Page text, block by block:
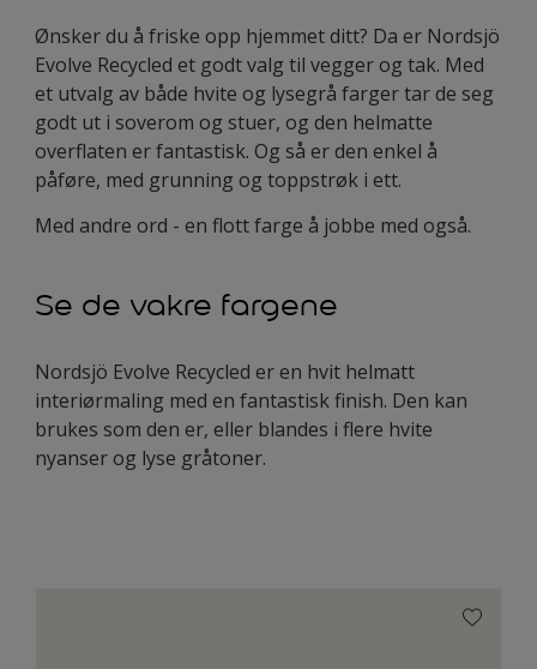
Ønsker du å friske opp hjemmet ditt? Da er Nordsjö
Evolve Recycled et godt valg til vegger og tak. Med
et utvalg av både hvite og lysegrå farger tar de seg
godt ut i soverom og stuer, og den helmatte
overflaten er fantastisk. Og så er den enkel å
påføre, med grunning og toppstrøk i ett.
Med andre ord - en flott farge å jobbe med også.
Se de vakre fargene
Nordsjö Evolve Recycled er en hvit helmatt
interiørmaling med en fantastisk finish. Den kan
brukes som den er, eller blandes i flere hvite
nyanser og lyse gråtoner.